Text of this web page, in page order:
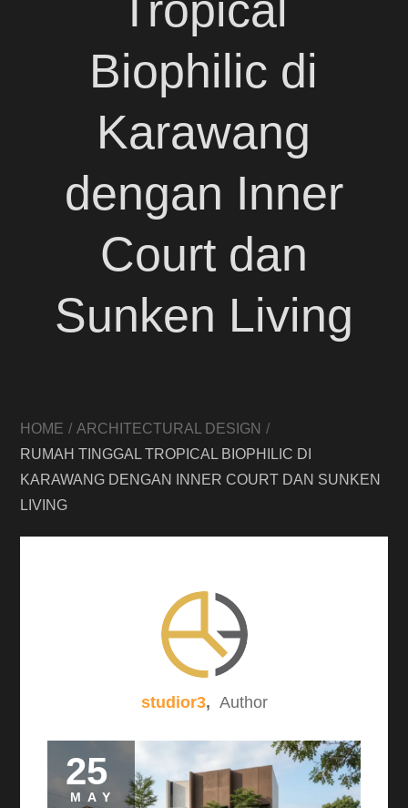
Biophilic di
Karawang
dengan Inner
Court dan
Sunken Living
HOME
ARCHITECTURAL DESIGN
RUMAH TINGGAL TROPICAL BIOPHILIC DI
KARAWANG DENGAN INNER COURT DAN SUNKEN
LIVING
studior3, Author
25
MAY